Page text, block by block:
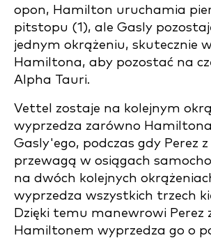
opon, Hamilton uruchamia
pitstopu (1), ale Gasly
jednym okrążeniu, skutecznie
Hamiltona, aby pozostać na
Alpha Tauri.
Vettel zostaje na kolejnym
wyprzedza zarówno
Gasly'ego, podczas gdy Perez
przewagą w osiągach
na dwóch kolejnych
wyprzedza wszystkich trzech
Dzięki temu manewrowi Perez
Hamiltonem wyprzedza go o